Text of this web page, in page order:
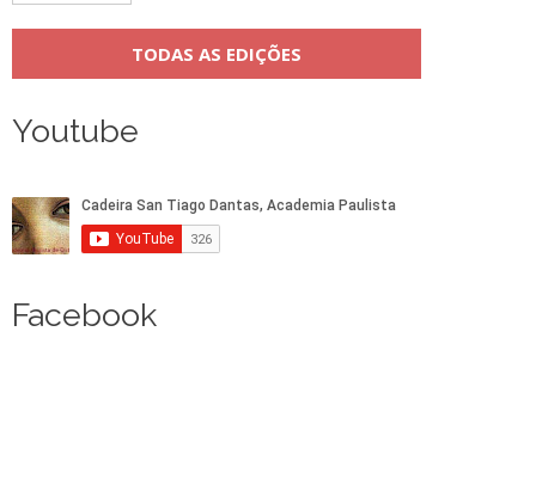
TODAS AS EDIÇÕES
Youtube
Facebook